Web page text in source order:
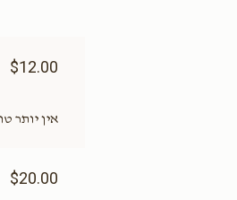
$12.00
אין יותר
$20.00